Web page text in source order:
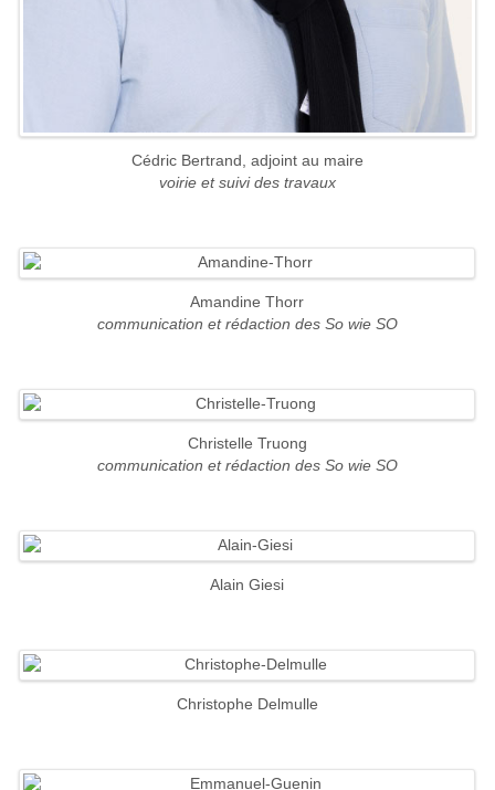
Cédric Bertrand, adjoint au maire
voirie et suivi des travaux
Amandine Thorr
communication et rédaction des So wie SO
Christelle Truong
communication et rédaction des So wie SO
Alain Giesi
Christophe Delmulle